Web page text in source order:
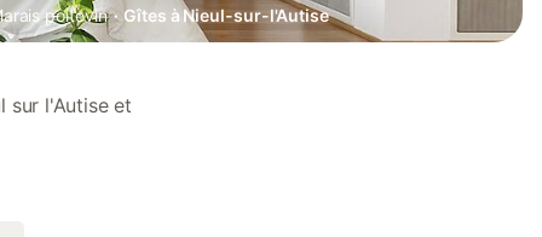
poitevin · Gîtes à Nieul-sur-l'Autise
sur l'Autise et